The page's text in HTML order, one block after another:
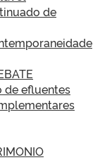
de
de efluentes